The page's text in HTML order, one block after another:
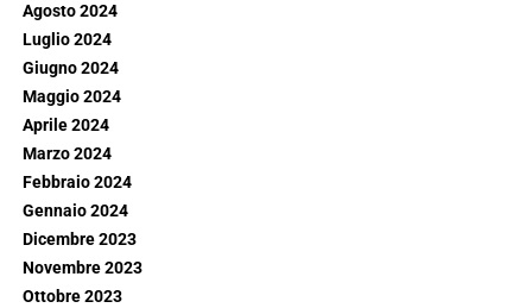
Agosto 2024
Luglio 2024
Giugno 2024
Maggio 2024
Aprile 2024
Marzo 2024
Febbraio 2024
Gennaio 2024
Dicembre 2023
Novembre 2023
Ottobre 2023